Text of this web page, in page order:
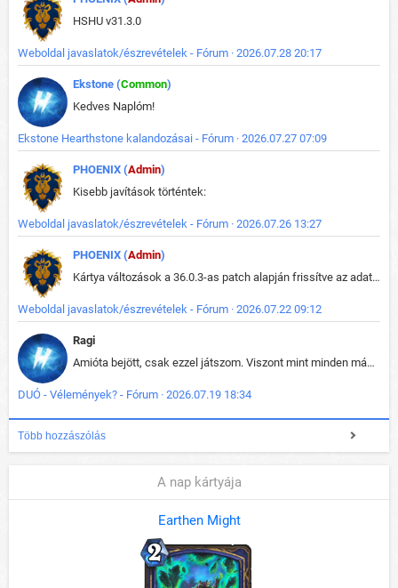
HSHU v31.3.0
Weboldal javaslatok/észrevételek - Fórum · 2026.07.28 20:17
Ekstone (Common)
Kedves Naplóm!
Ekstone Hearthstone kalandozásai - Fórum · 2026.07.27 07:09
PHOENIX (Admin)
Kisebb javítások történtek:
Weboldal javaslatok/észrevételek - Fórum · 2026.07.26 13:27
PHOENIX (Admin)
Kártya változások a 36.0.3-as patch alapján frissítve az adatbázisban (képek is cserélve).
Weboldal javaslatok/észrevételek - Fórum · 2026.07.22 09:12
Ragi
Amióta bejött, csak ezzel játszom. Viszont mint minden más - akár az alapjáték is, ez is baromira összetett lett. Néha már pár kör után is esélytelen az egész. Vagy irreállisan túltápol valaki, vagy lelép a partner, vagy csak hülye mint a segg. És amikor eljönne az én időm, na akkor jön el mindenki másé is. Engem jobban érdekelne, hogy ki milyen ratingen szokott játszani. Na ez lenne egy érdekes adat.
DUÓ - Vélemények? - Fórum · 2026.07.19 18:34
Több hozzászólás
A nap kártyája
Earthen Might